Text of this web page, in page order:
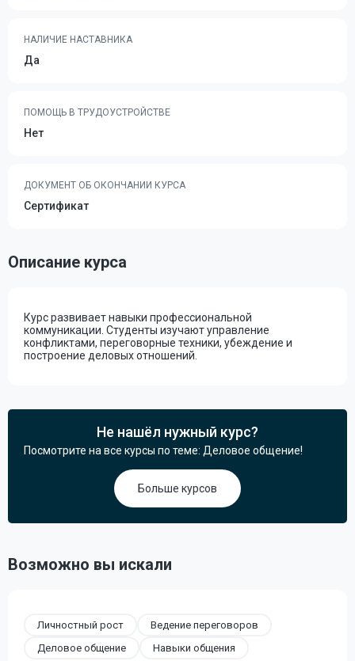
НАЛИЧИЕ НАСТАВНИКА
Да
ПОМОЩЬ В ТРУДОУСТРОЙСТВЕ
Нет
ДОКУМЕНТ ОБ ОКОНЧАНИИ КУРСА
Сертификат
Описание курса
Курс развивает навыки профессиональной
коммуникации. Студенты изучают управление
конфликтами, переговорные техники, убеждение и
построение деловых отношений.
Не нашёл нужный курс?
Посмотрите на все курсы по теме: Деловое общение!
Больше курсов
Возможно вы искали
Личностный рост
Ведение переговоров
Деловое общение
Навыки общения